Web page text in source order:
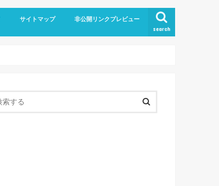
search
サイトマップ 非公開リンクプレビュー